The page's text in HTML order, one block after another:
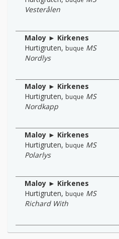
Vesterålen
Maloy ► Kirkenes
Hurtigruten, buque MS
Nordlys
Maloy ► Kirkenes
Hurtigruten, buque MS
Nordkapp
Maloy ► Kirkenes
Hurtigruten, buque MS
Polarlys
Maloy ► Kirkenes
Hurtigruten, buque MS
Richard With